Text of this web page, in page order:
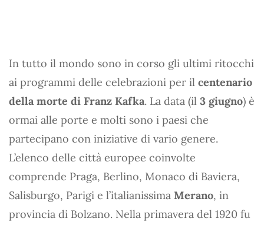
In tutto il mondo sono in corso gli ultimi ritocchi
ai programmi delle celebrazioni per il centenario
della morte di Franz Kafka. La data (il 3 giugno) è
ormai alle porte e molti sono i paesi che
partecipano con iniziative di vario genere.
L’elenco delle città europee coinvolte
comprende Praga, Berlino, Monaco di Baviera,
Salisburgo, Parigi e l’italianissima Merano, in
provincia di Bolzano. Nella primavera del 1920 fu